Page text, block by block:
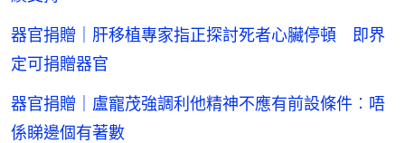
器官捐贈｜肝移植專家指正探討死者心臟停頓 即界
定可捐贈器官
器官捐贈｜盧寵茂強調利他精神不應有前設條件︰唔
係睇邊個有著數